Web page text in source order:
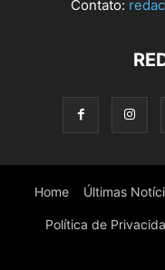
Contato:
Home Últimas
Política de